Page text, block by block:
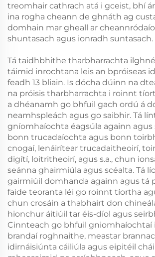
treomhair cathrach atá i gceist, bhí
ina rogha cheann de ghnáth ag
domhain mar gheall ar
shuntasach agus ionradh suntasach.
Tá taidhbhithe tharbharrachta
táimid inrochtana leis an bpróiseas
feadh 13 bliain. Is dócha dúinn na
na próisis tharbharrachta i roinnt
a dhéanamh go bhfuil gach ordú á
neamhspleách agus go saibhir. Tá
gníomhaíochta éagsúla againn agus
bonn trucadaíochta agus bonn
cnogaí, lenáirítear trucadaitheoirí,
digítí, loitritheoirí, agus s.a., chun
seánna ghairmiúla agus scéalta. Tá
gairmiúil domhanda againn agus tá
faide teoranta léi go roinnt tíortha
chun crosáin a thabhairt don
hionchur áitiúil tar éis-díol agus
Cinnteach go bhfuil gniomhaíochtaí
brandaí roghnaithe, meastar
idirnáisiúnta cáiliúla agus eipitéil